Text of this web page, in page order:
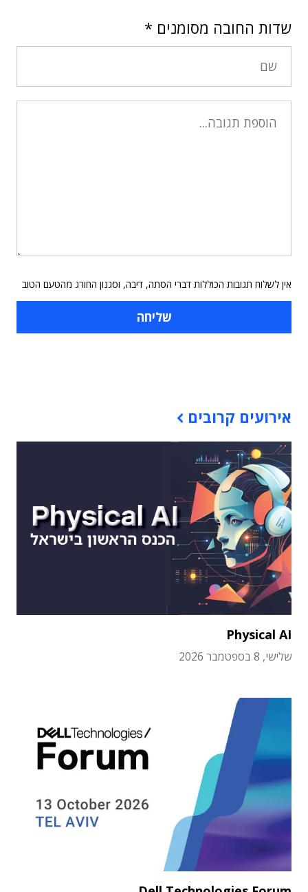
שדות החובה מסומנים *
אין לשלוח תגובות הכוללות דברי הסתה, דיבה, וסגנון החורג מהטעם הטוב
אירועים קרובים
Physical AI
שלישי, 8 בספטמבר 2026